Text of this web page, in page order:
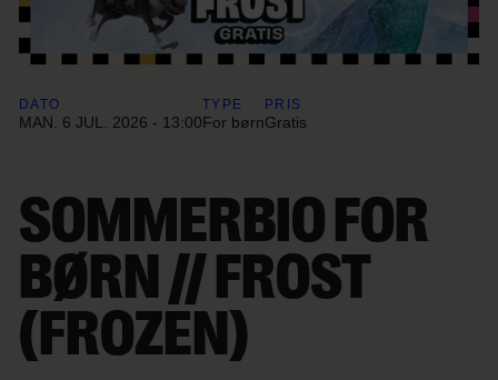
DATO
MAN. 6 JUL. 2026 - 13:00
TYPE
For børn
PRIS
Gratis
SOMMERBIO FOR
BØRN // FROST
(FROZEN)